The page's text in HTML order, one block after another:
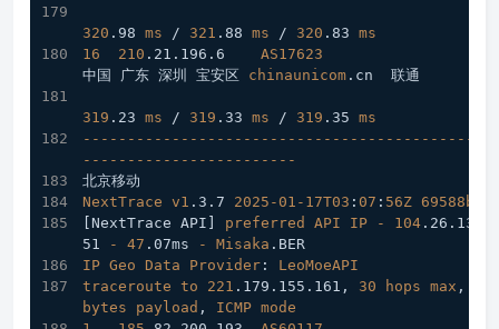
320 .98 ms / 321 .88 ms / 320 .83 ms
16
210 .21 .196 .6
AS17623
中国 广东 深圳 宝安区 chinaunicom .cn
  联通
319 .23 ms / 319 .33 ms / 319 .35 ms
----------------------------------------------
------------------------
北京移动
NextTrace v1 .3 .7 2025-01-17T03 : 07 : 56Z 69588b0
[NextTrace API]
preferred API IP - 104 .26 .13
51
- 47 .07ms - Misaka .BER
IP Geo Data Provider : LeoMoeAPI
traceroute to 221 .179 .155 .161 , 30 hops max ,
bytes
payload , ICMP mode